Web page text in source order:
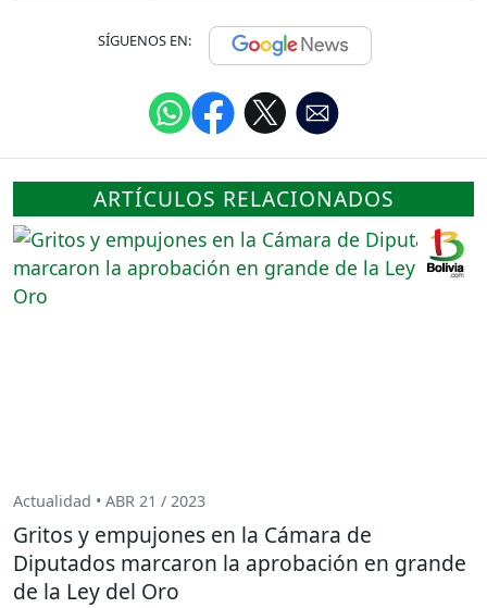
SÍGUENOS EN:
ARTÍCULOS RELACIONADOS
Actualidad • ABR 21 / 2023
Gritos y empujones en la Cámara de
Diputados marcaron la aprobación en grande
de la Ley del Oro